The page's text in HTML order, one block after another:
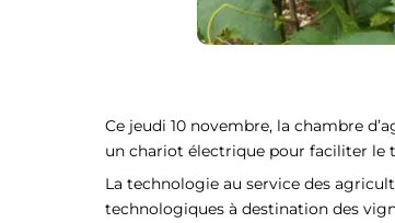
Ce jeudi 10 novembre, la chambre
un chariot électrique pour faciliter le
La technologie au service des
technologiques à destination des